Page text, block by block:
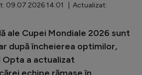
09.07.2026 14:01 | Actualizat:
ale Cupei Mondiale 2026 sunt
după încheierea optimilor,
a actualizat